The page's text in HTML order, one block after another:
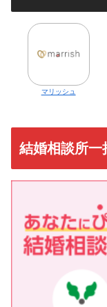
マリッシュ
結婚相談所一